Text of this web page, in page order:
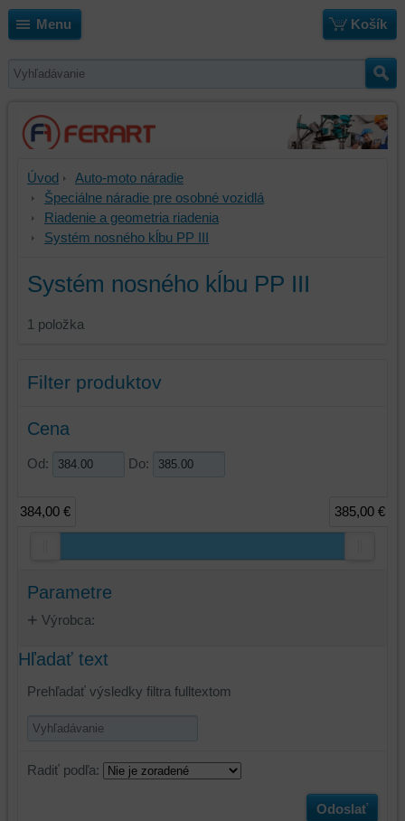
Menu Košík
Úvod
Auto-moto náradie
Špeciálne náradie pre osobné vozidlá
Riadenie a geometria riadenia
Systém nosného kĺbu PP III
Systém nosného kĺbu PP III
1 položka
Filter produktov
Cena
Od: Do:
384,00 € 385,00 €
Parametre
Výrobca:
Hľadať text
Prehľadať výsledky filtra fulltextom
Radiť podľa:
Odoslať